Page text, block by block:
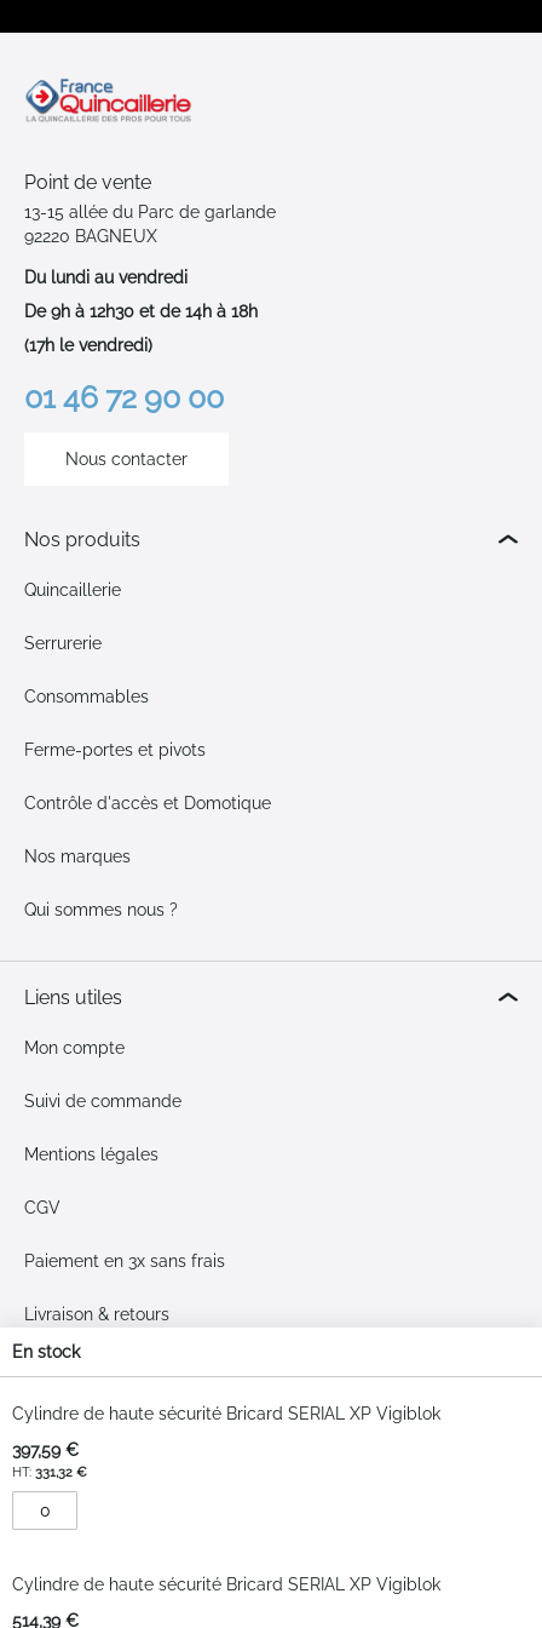
En stock
Cylindre de haute sécurité Bricard SERIAL XP Vigiblok
397,59 €
331,32 €
Cylindre de haute sécurité Bricard SERIAL XP Vigiblok
514,39 €
Point de vente
13-15 allée du Parc de garlande
92220 BAGNEUX
Du lundi au vendredi
De 9h à 12h30 et de 14h à 18h
(17h le vendredi)
01 46 72 90 00
Nous contacter
Nos produits
Quincaillerie
Serrurerie
Consommables
Ferme-portes et pivots
Contrôle d'accès et Domotique
Nos marques
Qui sommes nous ?
Liens utiles
Mon compte
Suivi de commande
Mentions légales
CGV
Paiement en 3x sans frais
Livraison & retours
Moyens de paiement
3.2